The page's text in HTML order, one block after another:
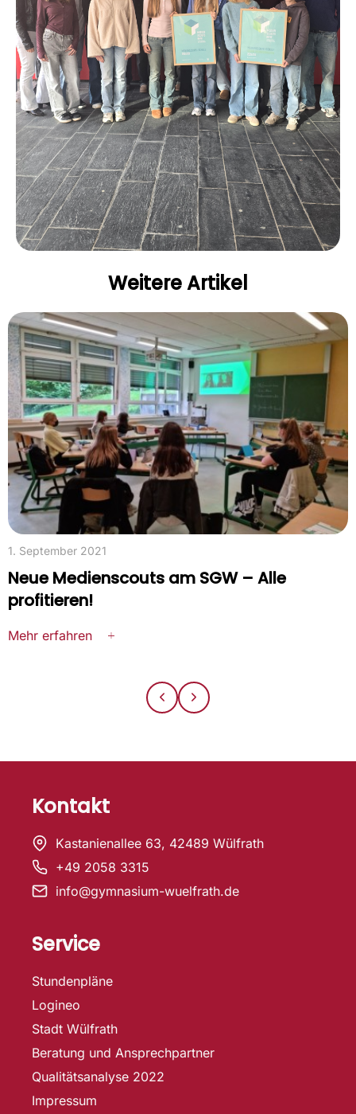
Weitere Artikel
1. September 2021
Neue Medienscouts am SGW – Alle
profitieren!
Mehr erfahren
Kontakt
Kastanienallee 63, 42489 Wülfrath
+49 2058 3315
info@gymnasium-wuelfrath.de
Service
Stundenpläne
Logineo
Stadt Wülfrath
Beratung und Ansprechpartner
Qualitätsanalyse 2022
Impressum